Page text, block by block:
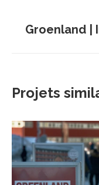
Groenland |
Projets